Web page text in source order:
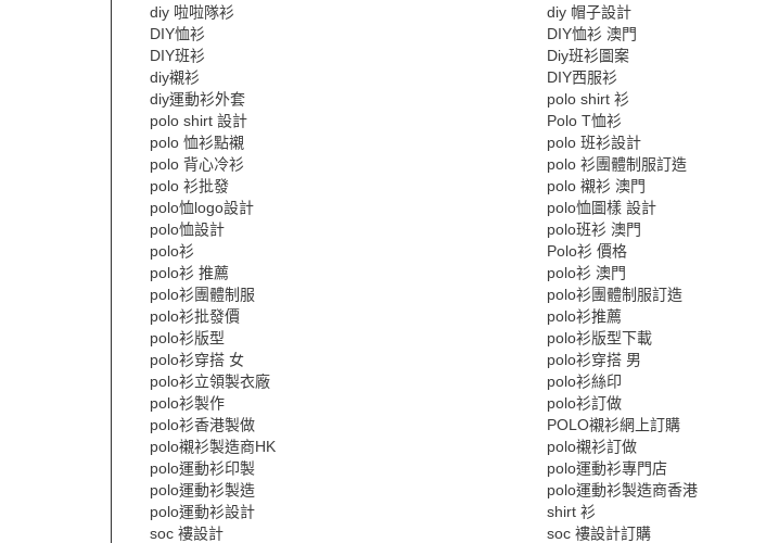
diy 啦啦隊衫
diy 帽子設計
DIY恤衫
DIY恤衫 澳門
DIY班衫
Diy班衫圖案
diy襯衫
DIY西服衫
diy運動衫外套
polo shirt 衫
polo shirt 設計
Polo T恤衫
polo 恤衫點襯
polo 班衫設計
polo 背心冷衫
polo 衫團體制服訂造
polo 衫批發
polo 襯衫 澳門
polo恤logo設計
polo恤圖樣 設計
polo恤設計
polo班衫 澳門
polo衫
Polo衫 價格
polo衫 推薦
polo衫 澳門
polo衫團體制服
polo衫團體制服訂造
polo衫批發價
polo衫推薦
polo衫版型
polo衫版型下載
polo衫穿搭 女
polo衫穿搭 男
polo衫立領製衣廠
polo衫絲印
polo衫製作
polo衫訂做
polo衫香港製做
POLO襯衫網上訂購
polo襯衫製造商HK
polo襯衫訂做
polo運動衫印製
polo運動衫專門店
polo運動衫製造
polo運動衫製造商香港
polo運動衫設計
shirt 衫
soc 褸設計
soc 褸設計訂購